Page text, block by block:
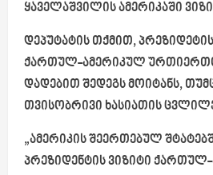
ყაველაშვილის ამერიკაში
დეპუტატის თქმით,
ქართულ-ამერიკულ
დადებით შედეგს მოიტანს,
თვისობრივი ხასიათის
„ამერიკის შეერთებულ
პრეზიდენტის ვიზიტი